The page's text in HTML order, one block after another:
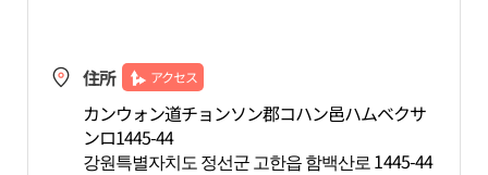
住所 アクセス
カンウォン道チョンソン郡コハン邑ハムベクサ
ンロ1445-44
강원특별자치도 정선군 고한읍 함백산로 1445-44